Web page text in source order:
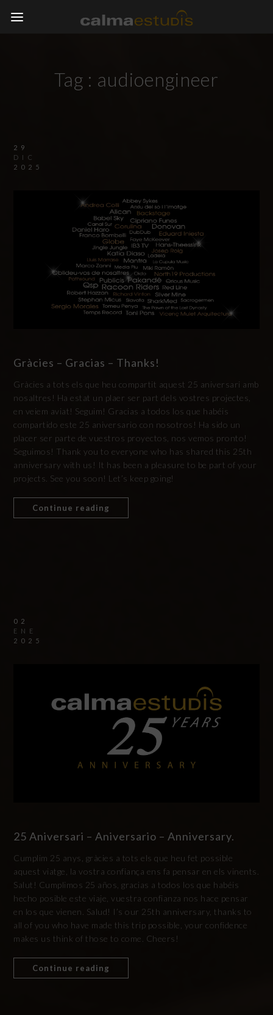
Tag : audioengineer
29
DIC
2025
Gràcies – Gracias – Thanks!
Gràcies a tots els que heu compartit aquest 25 aniversari amb
nosaltres! Ha estat un plaer ser part dels vostres projectes,
en veiem aviat! Seguim! Gracias a todos los que habéis
compartido este 25 aniversario con nosotros! Ha sido un
placer ser parte de vuestros proyectos, nos vemos pronto!
Seguimos! Thank you to everyone who has shared this 25th
anniversary with us! It has been a pleasure to be part of your
projects. See you soon! Let’s keep going!
Continue reading
02
ENE
2025
25 Aniversari – Aniversario – Anniversary.
Cumplim 25 anys, gràcies a tots els que heu fet possible
aquest viatge, la vostra confiança ens fa pensar en els vinents.
Salut! Cumplimos 25 años, gracias a todos los que habéis
hecho posible este viaje, vuestra confianza nos hace pensar
en los que vienen. Salud! I’s our 25th anniversary, thanks to
all of you who have made this trip possible, your confidence
makes us think of those to come. Cheers!
Continue reading